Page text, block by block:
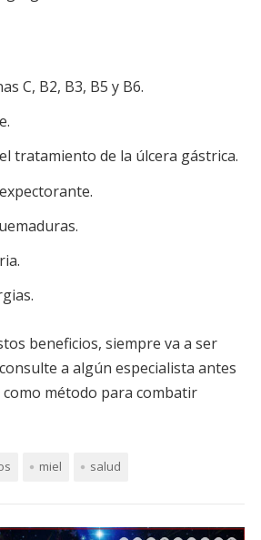
C, B2, B3, B5 y B6.
tratamiento de la úlcera gástrica.
beneficios, siempre va a ser
a algún especialista antes
método para combatir
miel salud